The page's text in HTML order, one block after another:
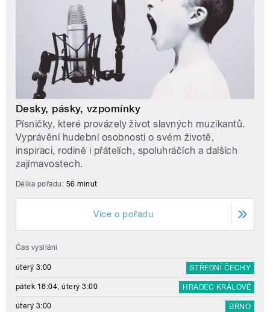
Desky, pásky, vzpomínky
Písničky, které provázely život slavných muzikantů.
Vyprávění hudební osobnosti o svém životě,
inspiraci, rodině i přátelích, spoluhráčích a dalších
zajímavostech.
Délka pořadu: 56 minut
Více o pořadu
Čas vysílání
úterý 3:00 STŘEDNÍ ČECHY
pátek 18:04, úterý 3:00 HRADEC KRÁLOVÉ
úterý 3:00 BRNO